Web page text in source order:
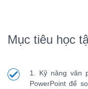
Mục tiêu học
1. Kỹ năng văn
PowerPoint để